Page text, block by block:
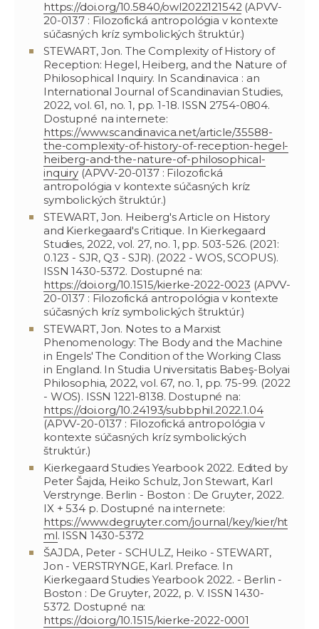
https://doi.org/10.5840/owl2022121542 (APVV-
20-0137 : Filozofická antropológia v kontexte
súčasných kríz symbolických štruktúr.)
STEWART, Jon. The Complexity of History of
Reception: Hegel, Heiberg, and the Nature of
Philosophical Inquiry. In Scandinavica : an
International Journal of Scandinavian Studies,
2022, vol. 61, no. 1, pp. 1-18. ISSN 2754-0804.
Dostupné na internete:
https://www.scandinavica.net/article/35588-
the-complexity-of-history-of-reception-hegel-
heiberg-and-the-nature-of-philosophical-
inquiry(APVV-20-0137 : Filozofická
antropológia v kontexte súčasných kríz
symbolických štruktúr.)
STEWART, Jon. Heiberg's Article on History
and Kierkegaard's Critique. In Kierkegaard
Studies, 2022, vol. 27, no. 1, pp. 503-526. (2021:
0.123 - SJR, Q3 - SJR). (2022 - WOS, SCOPUS).
ISSN 1430-5372. Dostupné na:
https://doi.org/10.1515/kierke-2022-0023 (APVV-
20-0137 : Filozofická antropológia v kontexte
súčasných kríz symbolických štruktúr.)
STEWART, Jon. Notes to a Marxist
Phenomenology: The Body and the Machine
in Engels' The Condition of the Working Class
in England. In Studia Universitatis Babeş-Bolyai
Philosophia, 2022, vol. 67, no. 1, pp. 75-99. (2022
- WOS). ISSN 1221-8138. Dostupné na:
https://doi.org/10.24193/subbphil.2022.1.04
(APVV-20-0137 : Filozofická antropológia v
kontexte súčasných kríz symbolických
štruktúr.)
Kierkegaard Studies Yearbook 2022. Edited by
Peter Šajda, Heiko Schulz, Jon Stewart, Karl
Verstrynge. Berlin - Boston : De Gruyter, 2022.
IX + 534 p. Dostupné na internete:
https://www.degruyter.com/journal/key/kier/ht
ml. ISSN 1430-5372
ŠAJDA, Peter - SCHULZ, Heiko - STEWART,
Jon - VERSTRYNGE, Karl. Preface. In
Kierkegaard Studies Yearbook 2022. - Berlin -
Boston : De Gruyter, 2022, p. V. ISSN 1430-
5372. Dostupné na:
https://doi.org/10.1515/kierke-2022-0001